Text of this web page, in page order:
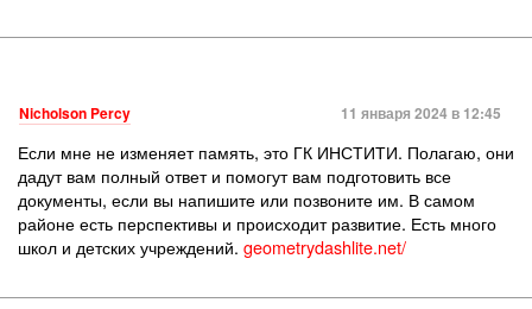
Nicholson Percy 11 января 2024 в 12:45
Если мне не изменяет память, это ГК ИНСТИТИ. Полагаю, они
дадут вам полный ответ и помогут вам подготовить все
документы, если вы напишите или позвоните им. В самом
районе есть перспективы и происходит развитие. Есть много
школ и детских учреждений. geometrydashlite.net/